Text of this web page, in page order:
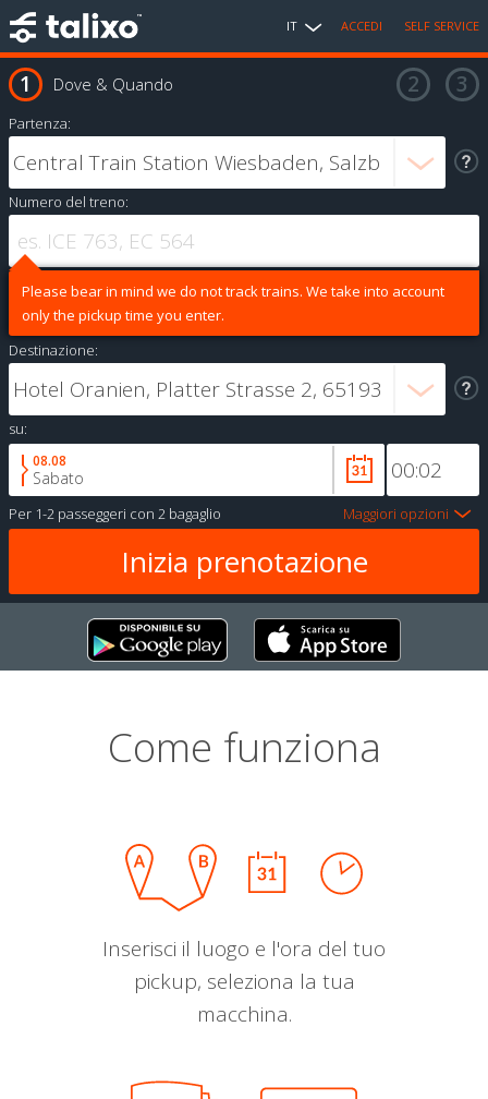
IT ACCEDI SELF SERVICE
Dove & Quando
Partenza:
Numero del treno:
Please bear in mind we do not track trains. We take into account
only the pickup time you enter.
Destinazione:
su:
08.08
Sabato
Per 1-2 passeggeri con 2 bagaglio Maggiori opzioni
Come funziona
Inserisci il luogo e l'ora del tuo
pickup, seleziona la tua
macchina.